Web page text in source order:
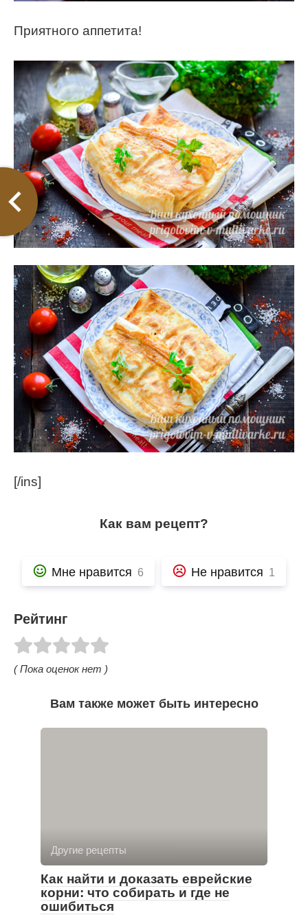
Приятного аппетита!
[/ins]
Как вам рецепт?
Мне нравится 6 Не нравится 1
Рейтинг
( Пока оценок нет )
Вам также может быть интересно
Другие рецепты
Как найти и доказать еврейские
корни: что собирать и где не
ошибиться